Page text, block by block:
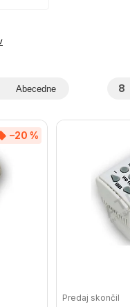
Abecedne 8
–20 %
Predaj skončil